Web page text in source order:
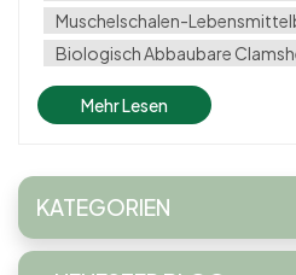
Muschelschalen-
Biologisch Abbaubare
Mehr Lesen
KATEGORIEN